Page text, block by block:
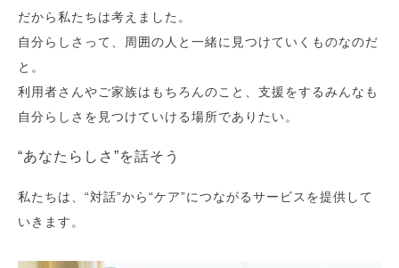
だから私たちは考えました。
自分らしさって、周囲の人と一緒に見つけていくものなのだ
と。
利用者さんやご家族はもちろんのこと、支援をするみんなも
自分らしさを見つけていける場所でありたい。
“あなたらしさ”を話そう
私たちは、“対話”から“ケア”につながるサービスを提供して
いきます。